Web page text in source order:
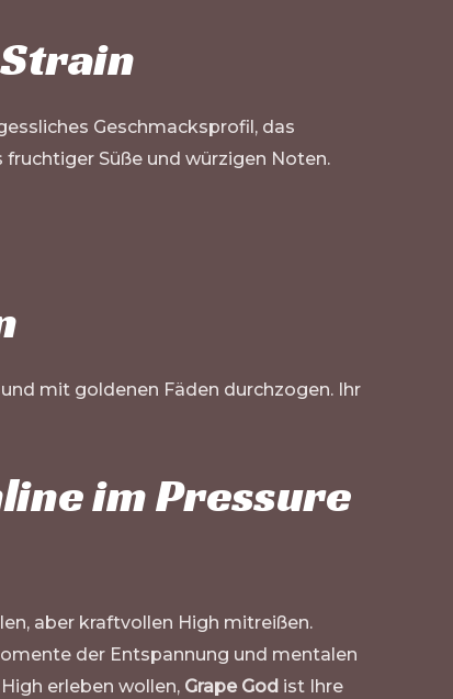
Geschmacksprofil, das
Süße und würzigen Noten.
mit goldenen Fäden durchzogen. Ihr
im Pressure
aber kraftvollen High mitreißen.
der Entspannung und mentalen
erleben wollen, Grape God ist Ihre